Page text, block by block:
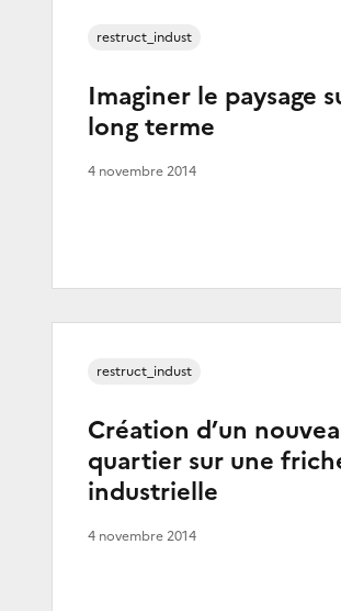
Imaginer le paysage
long terme
restruct_indust
4 novembre 2014
Création d’un
quartier sur une
industrielle
restruct_indust
4 novembre 2014